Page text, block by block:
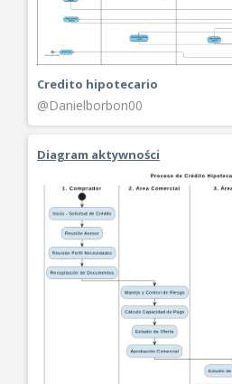
Credito hipotecario
@Danielborbon00
Diagram aktywności